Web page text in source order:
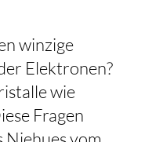
winzige
Elektronen?
wie
Fragen